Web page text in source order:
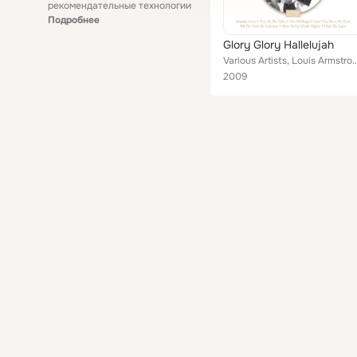
рекомендательные технологии
Подробнее
Glory Glory Hallelujah
Various Artists, Louis Armstrong and Lynn Murray's Choir,
2009